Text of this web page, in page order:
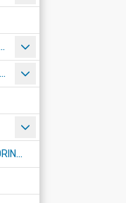
W PUŁTUSKU
GMINNA RADA SENIORÓW W PUŁTUSKU
WYKAZ MIEJSC OBJĘTYCH MONITORINGIEM